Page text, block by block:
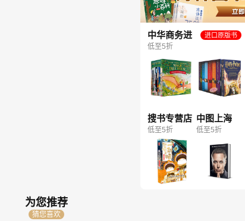
中华商务进
口图书旗舰
进口原版书
低至5折
搜书专营店
低至5折
中图上海
低至5折
为您推荐
猜您喜欢